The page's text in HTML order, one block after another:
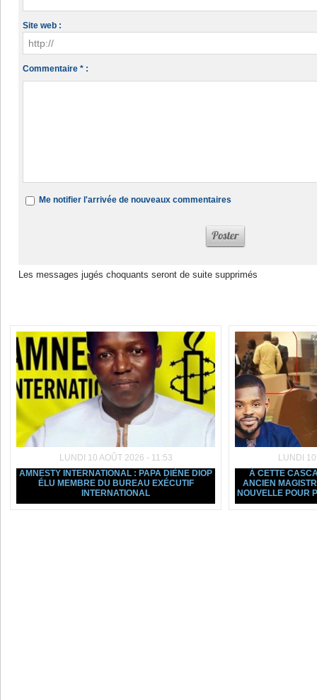
Site web :
Commentaire * :
Me notifier l'arrivée de nouveaux commentaires
Les messages jugés choquants seront de suite supprimés
LUNDI 10 AOÛT 2026 - 11:53
AMNESTY INTERNATIONAL : PAPA DIÈNE DIOP
ÉLU MEMBRE DU BUREAU EXÉCUTIF
INTERNATIONAL
LUNDI
À CETTE
ANCIEN
NOUVELLE POUR